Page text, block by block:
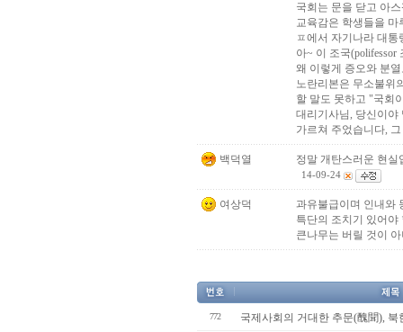
국회는 문을 닫고 아
교육감은 학생들을
ㅍ에서 자기나라 대
아~ 이 조국
왜 이렇게 증오와 분
노란리본은 무소불위
할 말도 못하고 "국회
대리기사님, 당신이야
가르쳐 주었습니다,
백덕열 정말 개탄스러운 현
14-09-24
여상덕
과유불급이며 인내와
특단의 조치기 있어야
큰나무는 버릴 것이
772 국제사회의 거대한 추문(醜聞), 북